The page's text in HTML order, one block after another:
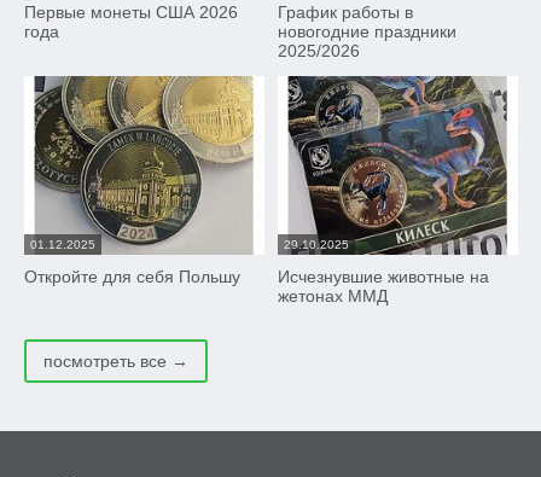
Первые монеты США 2026
года
График работы в
новогодние праздники
2025/2026
01.12.2025
Откройте для себя Польшу
29.10.2025
Исчезнувшие животные на
жетонах ММД
посмотреть все